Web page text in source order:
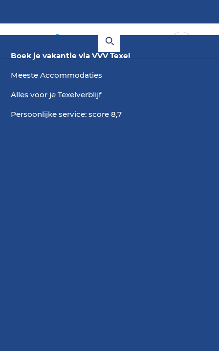
Boek je vakantie via VVV Texel
Meeste Accommodaties
Alles voor je Texelverblijf
Persoonlijke service: score 8,7